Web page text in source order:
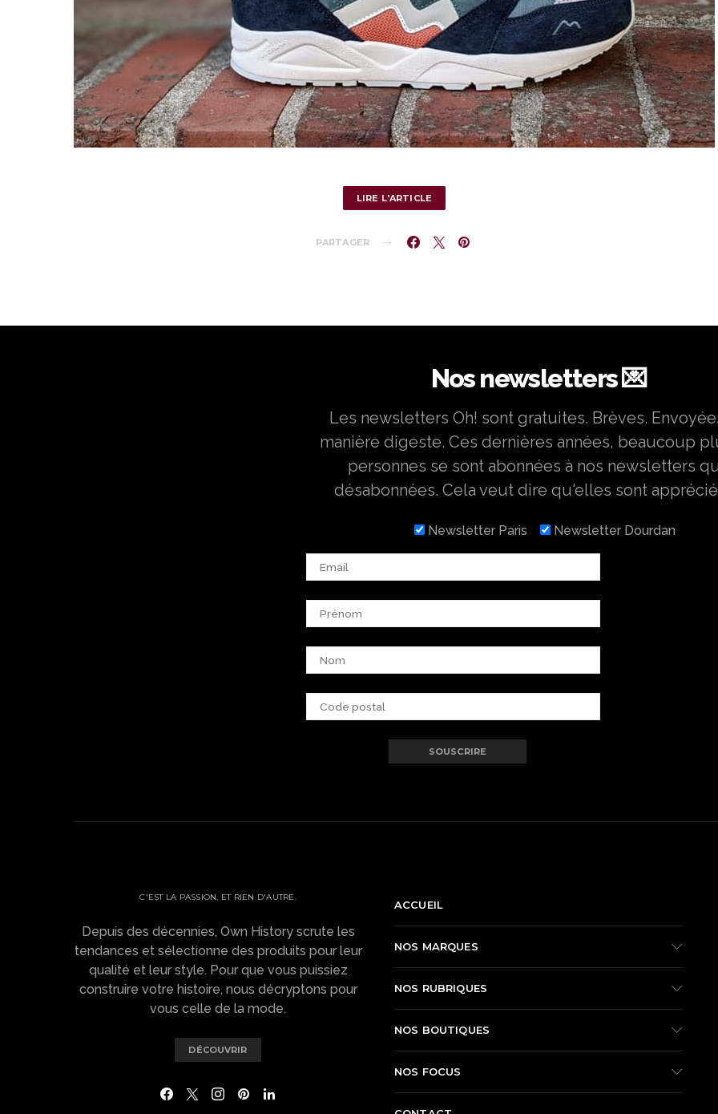
LIRE L'ARTICLE
PARTAGER
Nos newsletters 💌
Les newsletters Oh! sont gratuites. Brèves.
manière digeste. Ces dernières années, beaucoup
personnes se sont abonnées à nos newsletters
désabonnées. Cela veut dire qu'elles sont
Newsletter Paris Newsletter Dourdan
C'EST LA PASSION, ET RIEN D'AUTRE.
Depuis des décennies, Own History scrute les
tendances et sélectionne des produits pour leur
qualité et leur style. Pour que vous puissiez
construire votre histoire, nous décryptons pour
vous celle de la mode.
DÉCOUVRIR
ACCUEIL
NOS MARQUES
NOS RUBRIQUES
NOS BOUTIQUES
NOS FOCUS